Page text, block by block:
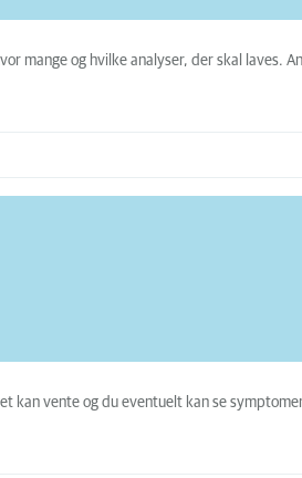
mange og hvilke analyser, der skal laves.
vente og du eventuelt kan se